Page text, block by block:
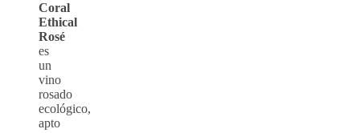
Coral
Ethical
Rosé
es
un
vino
rosado
ecológico,
apto